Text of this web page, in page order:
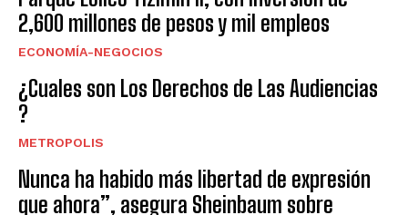
2,600 millones de pesos y mil empleos
ECONOMÍA-NEGOCIOS
¿Cuales son Los Derechos de Las Audiencias
?
METROPOLIS
Nunca ha habido más libertad de expresión
que ahora”, asegura Sheinbaum sobre